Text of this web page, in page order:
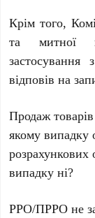
Крім того,
та митної
відповів на
Продаж
якому випадку
випадку ні?
РРО/ПРРО не